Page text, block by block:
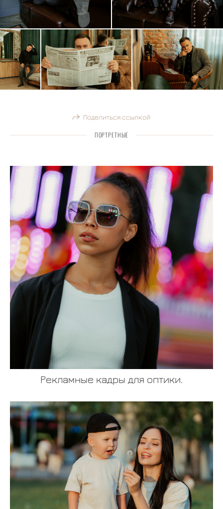
Поделиться ссылкой
ПОРТРЕТНЫЕ
Рекламные кадры для оптики.